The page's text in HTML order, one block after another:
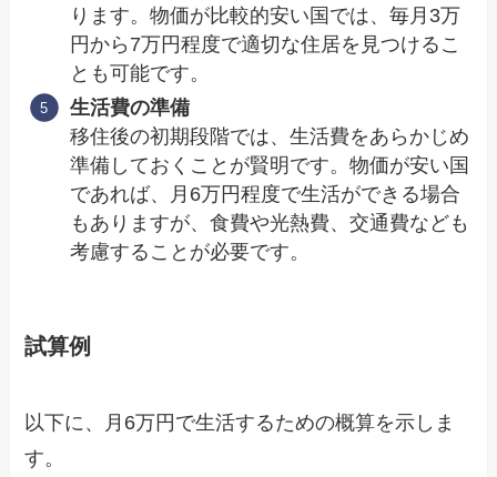
ります。物価が比較的安い国では、毎月3万
円から7万円程度で適切な住居を見つけるこ
とも可能です。
生活費の準備
移住後の初期段階では、生活費をあらかじめ
準備しておくことが賢明です。物価が安い国
であれば、月6万円程度で生活ができる場合
もありますが、食費や光熱費、交通費なども
考慮することが必要です。
試算例
以下に、月6万円で生活するための概算を示しま
す。